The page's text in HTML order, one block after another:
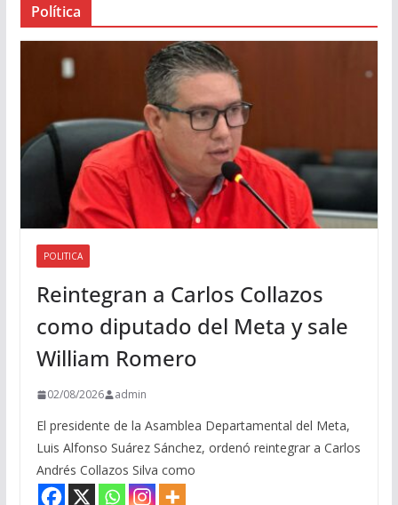
Política
POLITICA
Reintegran a Carlos Collazos
como diputado del Meta y sale
William Romero
02/08/2026 admin
El presidente de la Asamblea Departamental del Meta,
Luis Alfonso Suárez Sánchez, ordenó reintegrar a Carlos
Andrés Collazos Silva como